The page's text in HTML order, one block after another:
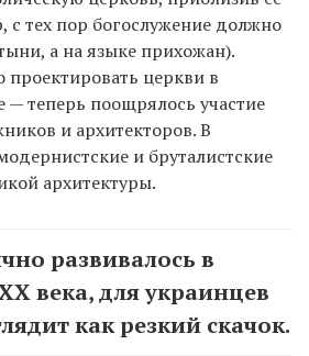
тех пор богослужение должно
а на языке прихожан).
церкви в
— теперь поощрялось участие
и архитекторов. В
и бруталистские
архитектуры.
развивалось в
века, для украинцев
как резкий скачок.